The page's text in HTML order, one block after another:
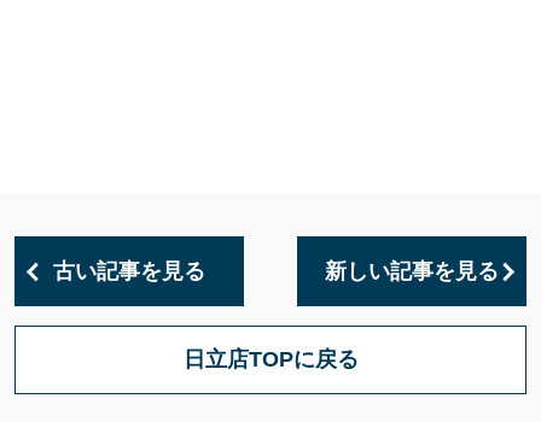
古い記事を見る 新しい記事を見る
日立店TOPに戻る